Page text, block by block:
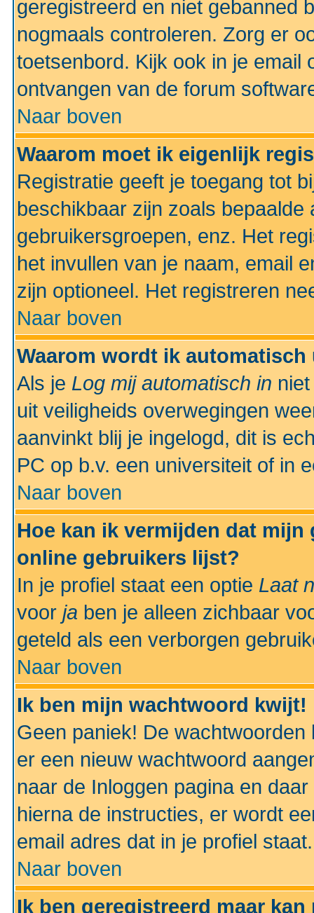
geregistreerd en niet gebanned
nogmaals controleren. Zorg er
toetsenbord. Kijk ook in je email
ontvangen van de forum
Naar boven
Waarom moet ik eigenlijk
Registratie geeft je toegang tot
beschikbaar zijn zoals
gebruikersgroepen, enz. Het
het invullen van je naam, email
zijn optioneel. Het registreren
Naar boven
Waarom wordt ik
Als je Log mij automatisch in
uit veiligheids overwegingen
aanvinkt blij je ingelogd, dit is
PC op b.v. een universiteit of in
Naar boven
Hoe kan ik vermijden dat
online gebruikers lijst?
In je profiel staat een optie Laat
voor ja ben je alleen zichbaar
geteld als een verborgen
Naar boven
Ik ben mijn wachtwoord kwijt!
Geen paniek! De
er een nieuw wachtwoord
naar de Inloggen pagina en
hierna de instructies, er wordt
email adres dat in je profiel staat.
Naar boven
Ik ben geregistreerd maar